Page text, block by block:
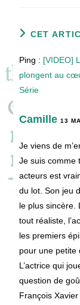
CET
Ping : [VIDEO]
plongent au
Série
Camille 13
Je viens de
Je suis comme
acteurs est
du lot. Son jeu
le plus sincère.
tout réaliste,
les premiers
pour une petite
L’actrice qui
question de
François